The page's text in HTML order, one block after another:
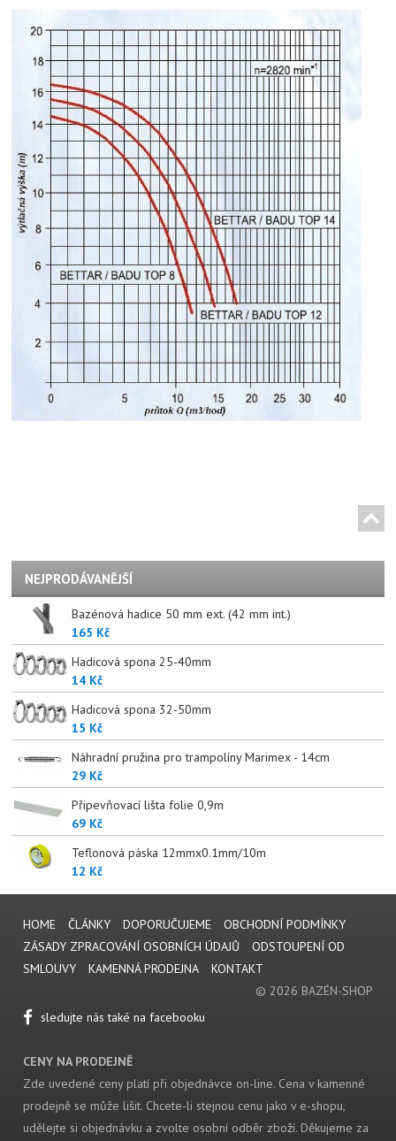
NEJPRODÁVANĚJŠÍ
Bazénová hadice 50 mm ext. (42 mm int.)
165 Kč
Hadicová spona 25-40mm
14 Kč
Hadicová spona 32-50mm
15 Kč
Náhradní pružina pro trampolíny Marimex - 14cm
29 Kč
Připevňovací lišta folie 0,9m
69 Kč
Teflonová páska 12mmx0.1mm/10m
12 Kč
HOME ČLÁNKY DOPORUČUJEME
OBCHODNÍ PODMÍNKY
ZÁSADY ZPRACOVÁNÍ OSOBNÍCH ÚDAJŮ
ODSTOUPENÍ OD
SMLOUVY
KAMENNÁ PRODEJNA
KONTAKT
© 2026 BAZÉN-SHOP
sledujte nás také na facebooku
CENY NA PRODEJNĚ
Zde uvedené ceny platí při objednávce on-line. Cena v kamenné
prodejně se může lišit. Chcete-li stejnou cenu jako v e-shopu,
udělejte si objednávku a zvolte osobní odběr zboží. Děkujeme za